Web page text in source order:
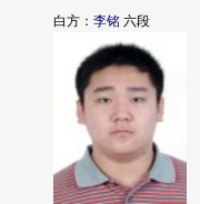
白方： 李铭 六段